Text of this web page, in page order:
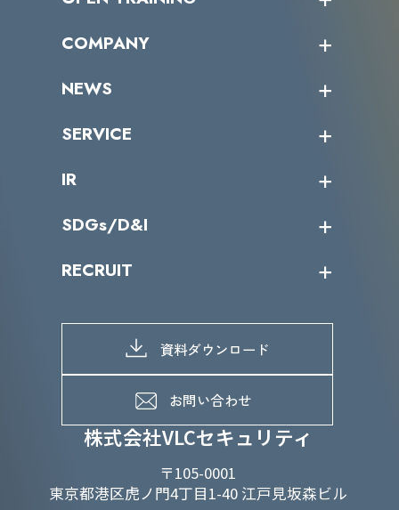
株式会社VLCセキュリティ
〒105-0001
東京都港区虎ノ門4丁目1-40 江戸見坂森ビル
受講者の声
COMPANY
トップメッセージ
ミッション／ビジョン
パートナー企業一覧
NEWS
サイバーニュース
SERVICE
カテゴリー別サービス一覧
IR
IRカレンダー
IRライブラリー
よくあるご質問
SDGs/D&I
当グループのマテリアリティ
SDGs推進体制
D&Iの取り組み
RECRUIT
募集職種一覧
メッセージ
メンバーインタビュー
資料ダウンロード
お問い合わせ